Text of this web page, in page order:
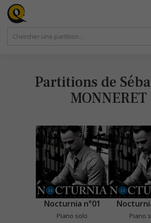
Partitions de
MONNERET
Nocturnia n°01
Piano solo
Piano